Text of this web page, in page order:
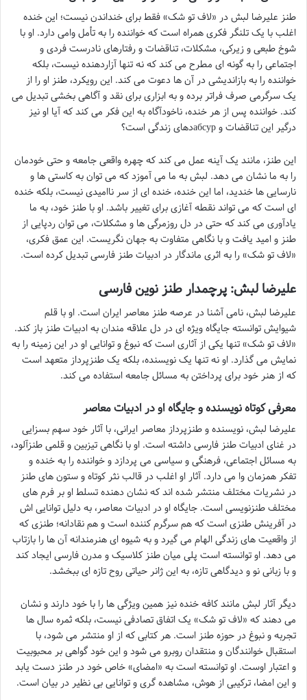
طنز علیرضا لبش در «لاف تو شک» فقط برای خنداندن نیست؛ این خنده
اغلب با یک تلنگر فکری همراه است که خواننده را به تأمل وامی دارد. او با
شوخ طبعی و زیرکی، مشکلات، تناقضات و رفتارهای نادرست فردی و
اجتماعی را به گونه ای مطرح می کند که نه تنها آزاردهنده نیست، بلکه
خواننده را به بازاندیشی در آن ها دعوت می کند. این رویکرد، طنز او را از
یک سرگرمی صرف فراتر برده و به ابزاری برای نقد و آگاهی بخشی تبدیل می
کند. خواننده پس از هر خنده، ناخودآگاه به این فکر می کند که آیا او نیز
درگیر این تناقضات و абсурدهای زندگی است؟
این طنز، مانند یک آینه عمل می کند که چهره واقعی جامعه و حتی خودمان
را به ما نشان می دهد. لبش به ما می آموزد که می توان به کاستی ها و
نارسایی ها خندید، اما این خنده، خنده ای از سر ناامیدی نیست، بلکه خنده
ای است که می تواند نقطه آغازی برای تغییر باشد. او با طنز خود، به ما
یادآوری می کند که حتی در دل روزمرگی ها و مشکلات، می توان ردپایی از
طنز و امید یافت و با نگاهی متفاوت به جهان نگریست. این عمق فکری،
«لاف تو شک» را به اثری ماندگار در ادبیات طنز فارسی تبدیل کرده است.
علیرضا لبش: پرچمدار طنز نوین فارسی
علیرضا لبش، نامی آشنا در عرصه طنز معاصر ایران است. او با قلم
شیوایش توانسته جایگاه ویژه ای در دل علاقه مندان به ادبیات طنز باز کند.
«لاف تو شک» تنها یکی از آثاری است که نبوغ و توانایی او در این زمینه را به
نمایش می گذارد. او نه تنها یک نویسنده، بلکه یک طنزپرداز متعهد است
که از هنر خود برای پرداختن به مسائل جامعه استفاده می کند.
معرفی کوتاه نویسنده و جایگاه او در ادبیات معاصر
علیرضا لبش، نویسنده و طنزپرداز معاصر ایرانی، با آثار خود سهم بسزایی
در غنای ادبیات طنز فارسی داشته است. او با نگاهی تیزبین و قلمی طنزآلود،
به مسائل اجتماعی، فرهنگی و سیاسی می پردازد و خواننده را به خنده و
تفکر همزمان وا می دارد. آثار او اغلب در قالب نثر کوتاه و ستون های طنز
در نشریات مختلف منتشر شده اند که نشان دهنده تسلط او بر فرم های
مختلف طنزنویسی است. جایگاه او در ادبیات معاصر، به دلیل توانایی اش
در آفرینش طنزی است که هم سرگرم کننده است و هم نقادانه؛ طنزی که
از واقعیت های زندگی الهام می گیرد و به شیوه ای هنرمندانه آن ها را بازتاب
می دهد. او توانسته است پلی میان طنز کلاسیک و مدرن فارسی ایجاد کند
و با زبانی نو و دیدگاهی تازه، به این ژانر حیاتی روح تازه ای ببخشد.
دیگر آثار لبش مانند کافه خنده نیز همین ویژگی ها را با خود دارند و نشان
می دهند که «لاف تو شک» یک اتفاق تصادفی نیست، بلکه ثمره سال ها
تجربه و نبوغ در حوزه طنز است. هر کتابی که از او منتشر می شود، با
استقبال خوانندگان و منتقدان روبرو می شود و این خود گواهی بر محبوبیت
و اعتبار اوست. او توانسته است به «امضای» خاص خود در طنز دست یابد
و این امضا، ترکیبی از هوش، مشاهده گری و توانایی بی نظیر در بیان است.